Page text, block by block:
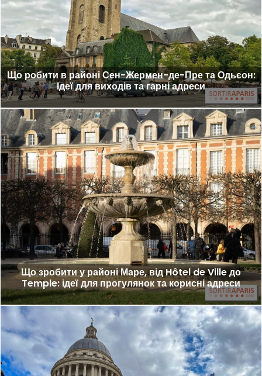
Що робити в районі Сен-Жермен-де-Пре та Одьєон:
Ідеї для виходів та гарні адреси
Що зробити у районі Маре, від Hôtel de Ville до
Temple: ідеї для прогулянок та корисні адреси